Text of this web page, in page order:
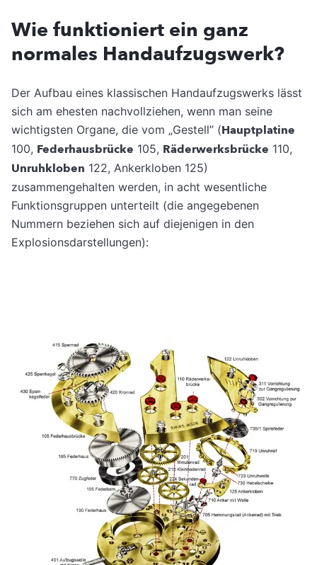
Wie funktioniert ein ganz
normales Handaufzugswerk?
Der Aufbau eines klassischen Handaufzugswerks lässt
sich am ehesten nachvollziehen, wenn man seine
wichtigsten Organe, die vom „Gestell” (Hauptplatine
100, Federhausbrücke 105, Räderwerksbrücke 110,
Unruhkloben 122, Ankerkloben 125)
zusammengehalten werden, in acht wesentliche
Funktionsgruppen unterteilt (die angegebenen
Nummern beziehen sich auf diejenigen in den
Explosionsdarstellungen):